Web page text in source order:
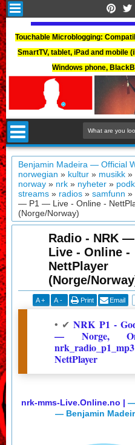
Touchable Microblogging:
SmartTV, tablet, iPad and mobile
Windows phone,
Benjamin Madeira — Official
norwegian » kultur » musikk »
norway » nrk » nyheter »
streams » radios »samfunn »
— P1 — Live - Online -
(Norge/Norway)
Radio - NRK
Live - Online -
NettPlayer
(Norge/
A + A - Print Email
• ✔NRK P1 -
— Norge,
NettPlayer
nrk-mms-Live.Online.no | —
— Benjamin